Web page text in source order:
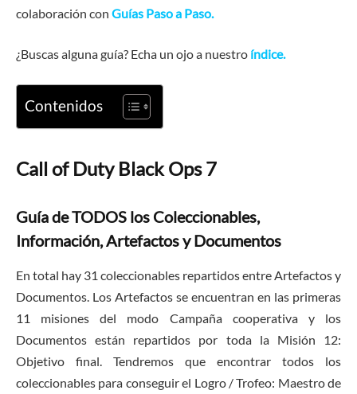
colaboración con Guías Paso a Paso.
¿Buscas alguna guía? Echa un ojo a nuestro índice.
Contenidos
Call of Duty Black Ops 7
Guía de TODOS los Coleccionables,
Información, Artefactos y Documentos
En total hay 31 coleccionables repartidos entre Artefactos y
Documentos. Los Artefactos se encuentran en las primeras
11 misiones del modo Campaña cooperativa y los
Documentos están repartidos por toda la Misión 12:
Objetivo final. Tendremos que encontrar todos los
coleccionables para conseguir el Logro / Trofeo: Maestro de